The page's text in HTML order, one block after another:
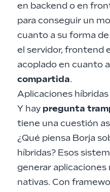
en backend o en
para conseguir un
cuanto a su forma
el servidor, frontend
acoplado en cuanto
compartida.
Aplicaciones
Y hay pregunta
tiene una cuestión
¿Qué piensa Borja
híbridas? Esos
generar aplicaciones
nativas. Con